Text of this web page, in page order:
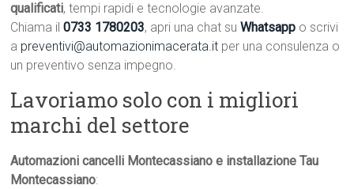
qualificati, tempi rapidi e tecnologie avanzate.
Chiama il0733 1780203, apri una chat suWhatsapp o scrivi
a preventivi@automazionimacerata.it per una consulenza o
un preventivo senza impegno.
Lavoriamo solo con i migliori
marchi del settore
Automazioni cancelli Montecassiano e installazione Tau
Montecassiano: